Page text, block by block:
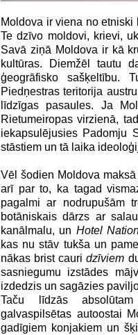
Moldova ir viena no
Te dzīvo moldovi, krievi,
Savā ziņā Moldova ir kā
kultūras. Diemžēl tautu
ģeogrāfisko sašķeltību.
Piedņestras teritorija
līdzīgas pasaules. Ja
Rietumeiropas virzienā,
iekapsulējusies Padomju
stāstiem un tā laika
Vēl šodien Moldova
arī par to, ka tagad
pagalmi ar nodrupušām
botāniskais dārzs ar
kanālmalu, un Hotel
kas nu stāv tukša un
nākas brist cauridzīviem
sasniegumu izstādes
izdedzis un sagāzies
Taču līdzās
galvaspilsētas autoostai
gadīgiem konjakiem un